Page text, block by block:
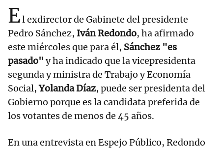
El exdirector de Gabinete del presidente
Pedro Sánchez, Iván Redondo, ha afirmado
este miércoles que para él, Sánchez "es
pasado" y ha indicado que la vicepresidenta
segunda y ministra de Trabajo y Economía
Social,Yolanda Díaz, puede ser presidenta del
Gobierno porque es la candidata preferida de
los votantes de menos de 45 años.
En una entrevista en Espejo Público, Redondo